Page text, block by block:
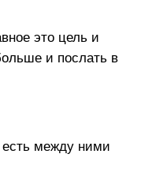
это цель и
и послать в
есть между ними